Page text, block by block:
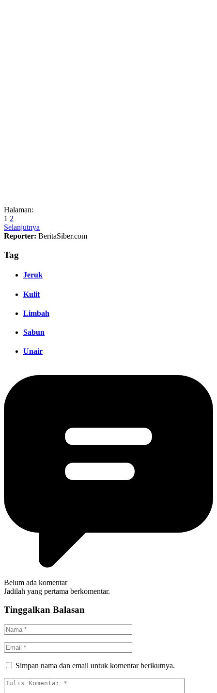
Halaman:
1 2
Selanjutnya
Reporter: BeritaSiber.com
Tag
Jeruk
Kulit
Limbah
Sabun
Unair
Belum ada komentar
Jadilah yang pertama berkomentar.
Tinggalkan Balasan
Simpan nama dan email untuk komentar berikutnya.